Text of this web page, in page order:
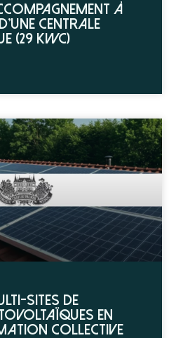
à
centrale
(29 kWc)
sites de
en
collective